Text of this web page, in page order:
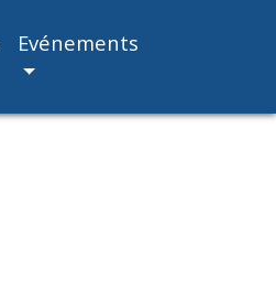
Evénements